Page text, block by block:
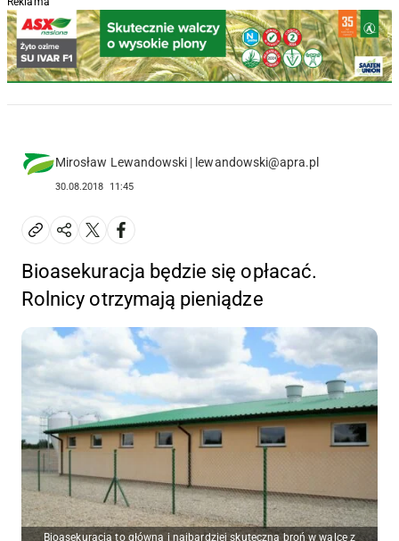
Mirosław Lewandowski | lewandowski@apra.pl
30.08.2018 11:45
Bioasekuracja będzie się opłacać.
Rolnicy otrzymają pieniądze
Bioasekuracja to główna i najbardziej skuteczna broń w walce z